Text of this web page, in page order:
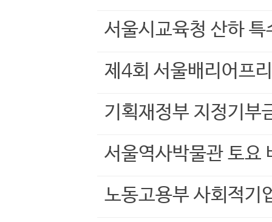
서울시교육청 산하
제4회 서울배리어프
기획재정부 지정기부
서울역사박물관 토요
노동고용부 사회적기